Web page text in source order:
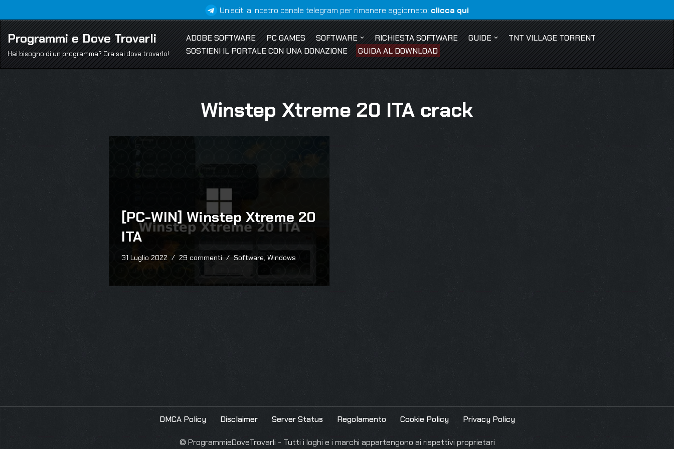
Vai
al
contenuto
Unisciti al nostro canale telegram per rimanere aggiornato: clicca qui
Programmi e Dove Trovarli
Hai bisogno di un programma? Ora sai dove trovarlo!
ADOBE SOFTWARE PC GAMES SOFTWARE RICHIESTA SOFTWARE GUIDE
TNT VILLAGE TORRENT
SOSTIENI IL PORTALE CON UNA DONAZIONE
GUIDA AL DOWNLOAD
Winstep Xtreme 20 ITA crack
[PC-WIN] Winstep Xtreme 20
ITA
31 Luglio 2022 29 commenti Software, Windows
DMCA Policy Disclaimer Server Status Regolamento Cookie Policy Privacy Policy
© ProgrammieDoveTrovarli - Tutti i loghi e i marchi appartengono ai rispettivi proprietari